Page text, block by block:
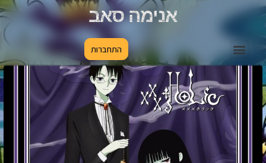
אנימה סאב
התחברות